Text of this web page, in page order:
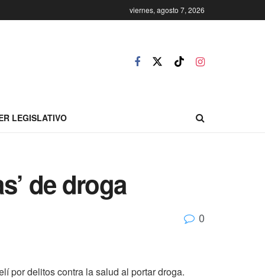
viernes, agosto 7, 2026
LEGISLATIVO
de droga
0
por delitos contra la salud al portar droga.